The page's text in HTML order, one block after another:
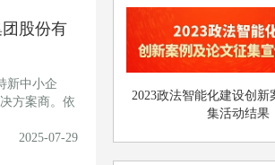
股份有
新中小企
方案商。依
2025-07-29
2023政法智能化建设创新
集活动结果